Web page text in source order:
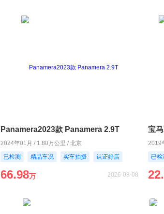
Panamera2023款 Panamera 2.9T
2024年01月 / 1.80万公里 / 北京
已检测
精品车况 实车拍摄 认证好店
66.98万 2026-08-08
2019
已检